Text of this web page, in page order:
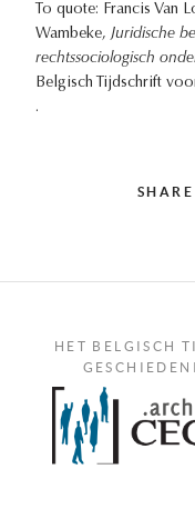
To quote: Francis Van
Wambeke, Juridische
rechtssociologisch
Belgisch Tijdschrift
.
SHARE
HET BELGISCH